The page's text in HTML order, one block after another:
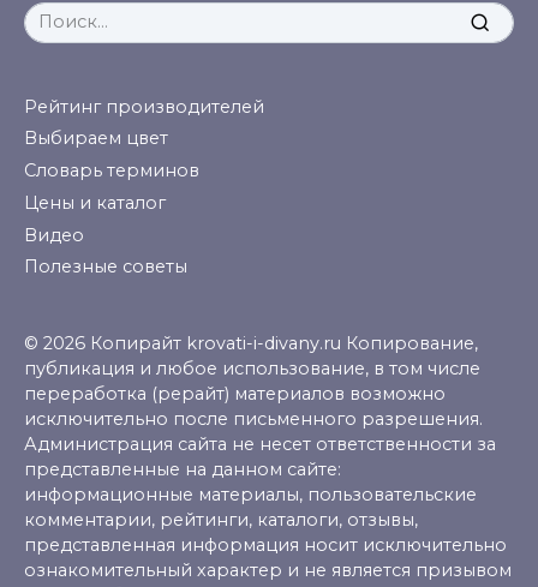
Search
for:
Рейтинг производителей
Выбираем цвет
Словарь терминов
Цены и каталог
Видео
Полезные советы
© 2026 Копирайт krovati-i-divany.ru Копирование,
публикация и любое использование, в том числе
переработка (рерайт) материалов возможно
исключительно после письменного разрешения.
Администрация сайта не несет ответственности за
представленные на данном сайте:
информационные материалы, пользовательские
комментарии, рейтинги, каталоги, отзывы,
представленная информация носит исключительно
ознакомительный характер и не является призывом